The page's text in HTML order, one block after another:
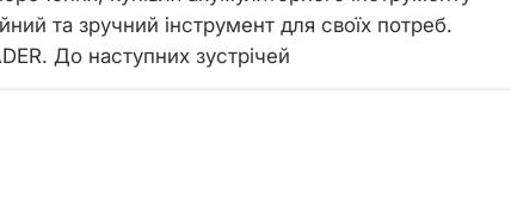
та зручний інструмент для своїх потреб.
До наступних зустрічей